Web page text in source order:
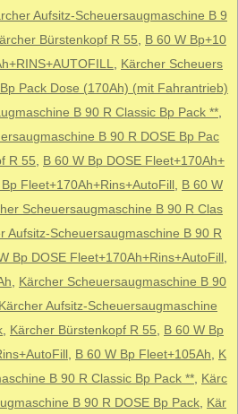
Aufsitz-Scheuersaugmaschine B 9
Bürstenkopf R 55, B 60 W Bp+10
, Kärcher Scheuers
Pack Dose (170Ah) (mit Fahrantrieb)
B 90 R Classic Bp Pack **,
B 90 R DOSE Bp Pac
R 55, B 60 W Bp DOSE Fleet+170Ah+
Fleet+170Ah+Rins+AutoFill , B 60 W
Scheuersaugmaschine B 90 R Clas
Aufsitz-Scheuersaugmaschine B 90 R
Bp DOSE Fleet+170Ah+Rins+AutoFill ,
, Kärcher Scheuersaugmaschine B 90
Kärcher Aufsitz-Scheuersaugmaschine
, Kärcher Bürstenkopf R 55, B 60 W Bp
, B 60 W Bp Fleet+105Ah, K
B 90 R Classic Bp Pack **, Kärc
B 90 R DOSE Bp Pack, Kär